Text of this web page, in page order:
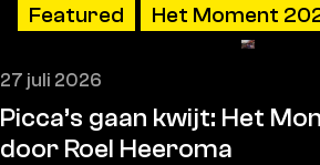
27 juli 2026
Featured Het Moment
Picca’s gaan kwijt: Het
door Roel Heeroma